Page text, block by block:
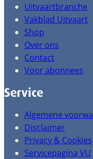
Uitvaartbranche
Vakblad Uitvaart
Shop
Over ons
Contact
Voor abonnees
Service
Algemene
Disclaimer
Privacy & Cookies
Servicepagina VU